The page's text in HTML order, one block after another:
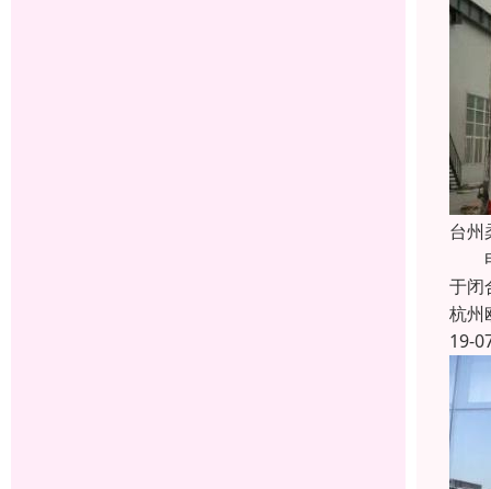
台州
电
于闭
杭州
19-